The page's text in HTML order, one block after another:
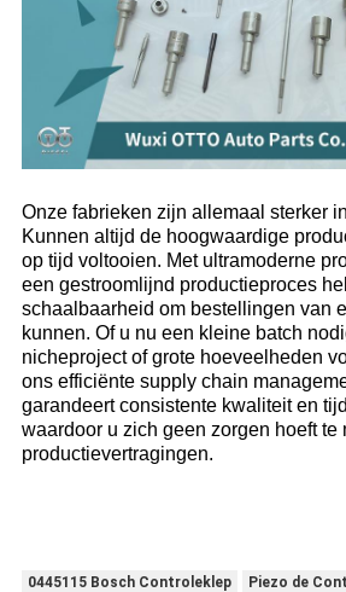
Onze fabrieken zijn allemaal sterker
Kunnen altijd de hoogwaardige
op tijd voltooien. Met ultramoderne
een gestroomlijnd productieproces
schaalbaarheid om bestellingen van
kunnen. Of u nu een kleine batch
nicheproject of grote hoeveelheden
ons efficiënte supply chain
garandeert consistente kwaliteit en
waardoor u zich geen zorgen hoeft te
productievertragingen.​
0445115 Bosch Controleklep
Piezo de